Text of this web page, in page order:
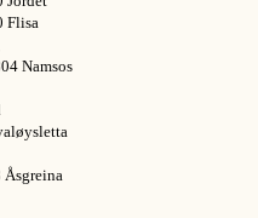
2270 Flisa
7804 Namsos